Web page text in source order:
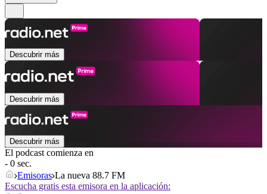
Descubrir más
Descubrir más
Descubrir más
El podcast comienza en
- 0 sec.
Emisoras La nueva 88.7 FM
Escucha gratis esta emisora en la aplicación: